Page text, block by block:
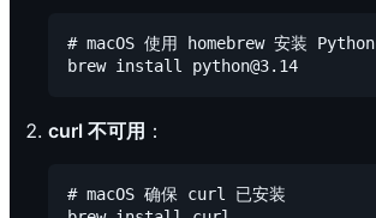
# macOS 使用 homebrew 安装 Python
curl 不可用 ：
# macOS 确保 curl 已安装